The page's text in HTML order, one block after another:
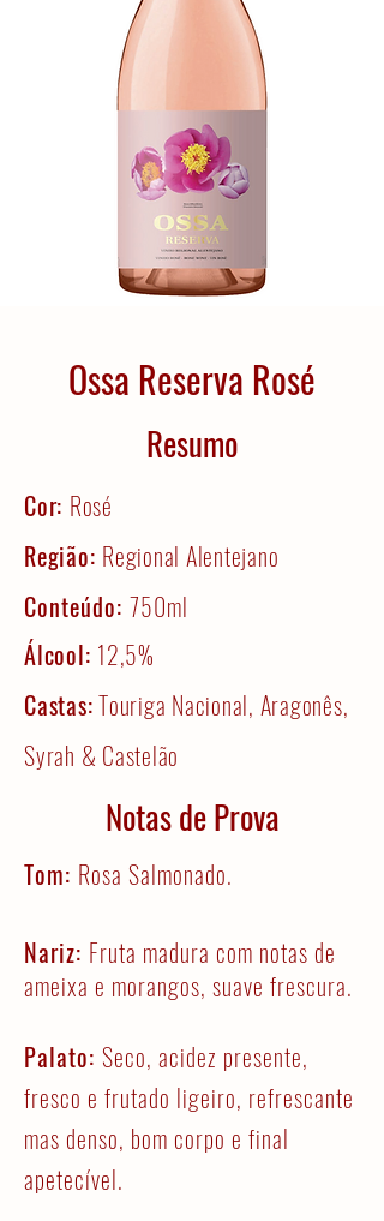
Ossa Reserva Rosé
Resumo
Cor: Rosé
Região: Regional Alentejano
Conteúdo: 750ml
Álcool: 12,5%
Castas:Touriga Nacional, Aragonês,
Syrah & Castelão
Notas de Prova
Tom: Rosa Salmonado.
Nariz: Fruta madura com notas de
ameixa e morangos, suave frescura.
Palato: Seco, acidez presente,
fresco e frutado ligeiro, refrescante
mas denso, bom corpo e final
apetecível.